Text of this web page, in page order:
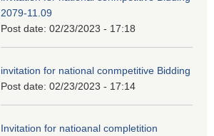
2079-11.09
Post date: 02/23/2023 - 17:18
invitation for national conmpetitive Bidding
Post date: 02/23/2023 - 17:14
Invitation for natioanal completition